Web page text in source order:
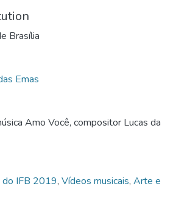
Brasília
Emas
Amo Você, compositor Lucas da
do IFB 2019, Vídeos musicais, Arte e